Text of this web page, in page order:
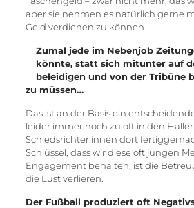
aber sie nehmen es natürlich gerne
Geld verdienen zu können.
Zumal jede im Nebenjob
könnte, statt sich mitunter auf
beleidigen und von der Tribüne
zu müssen…
Das ist an der Basis ein
leider immer noch zu oft in den
Schiedsrichter:innen dort
Schlüssel, dass wir diese oft jungen
Engagement behalten, ist die
die Lust verlieren.
Der Fußball produziert oft